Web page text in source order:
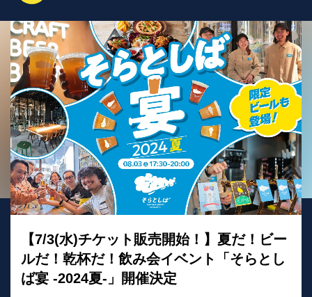
【7/3(水)チケット販売開始！】夏だ！ビー
ルだ！乾杯だ！飲み会イベント「そらとし
ば宴 -2024夏-」開催決定